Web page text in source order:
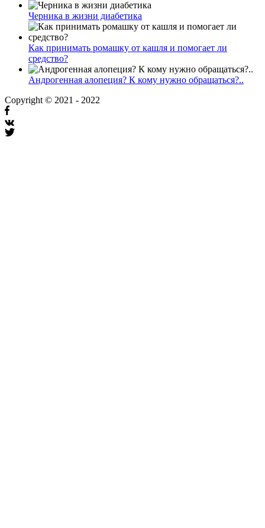
Черника в жизни диабетика
Как принимать ромашку от кашля и помогает ли
средство?
Андрогенная алопеция? К кому нужно обращаться?..
Copyright © 2021 - 2022